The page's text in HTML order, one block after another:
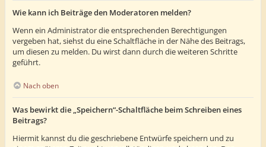
Wie kann ich Beiträge den Moderatoren melden?
Wenn ein Administrator die entsprechenden Berechtigungen
vergeben hat, siehst du eine Schaltfläche in der Nähe des Beitrags,
um diesen zu melden. Du wirst dann durch die weiteren Schritte
geführt.
Nach oben
Was bewirkt die „Speichern“-Schaltfläche beim Schreiben eines
Beitrags?
Hiermit kannst du die geschriebene Entwürfe speichern und zu